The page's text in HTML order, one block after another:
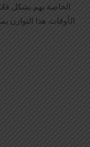
الخاصة بهم بشكل
الأوقات. هذا